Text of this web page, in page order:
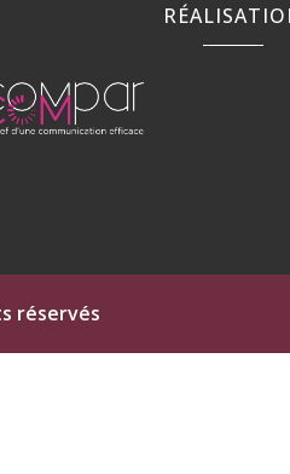
Ciré à Fleurance
réservés